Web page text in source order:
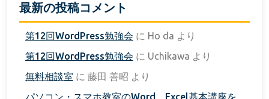
最新の投稿コメント
第12回WordPress勉強会 に Ho da より
第12回WordPress勉強会 に Uchikawa より
無料相談室 に 藤田 善昭 より
パソコン・スマホ教室のWord、Excel基本講座を